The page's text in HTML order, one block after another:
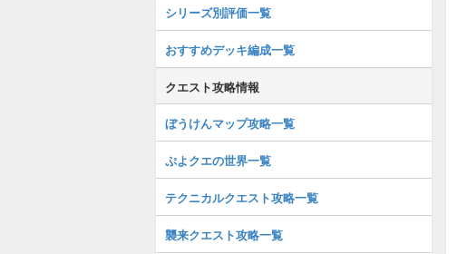
シリーズ別評価一覧
おすすめデッキ編成一覧
クエスト攻略情報
ぼうけんマップ攻略一覧
ぷよクエの世界一覧
テクニカルクエスト攻略一覧
襲来クエスト攻略一覧